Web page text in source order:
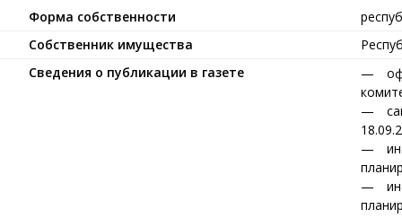
Форма собственности
Собственник имущества
Сведения о публикации в газете